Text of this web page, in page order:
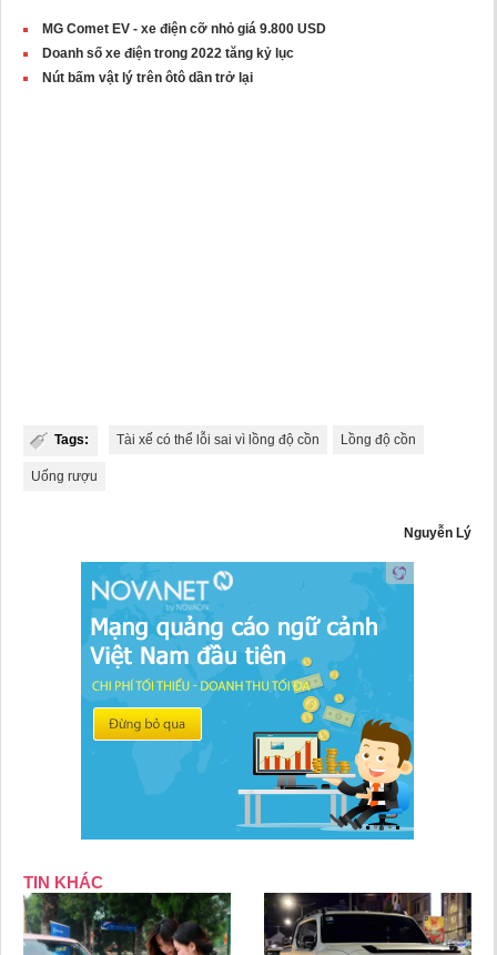
MG Comet EV - xe điện cỡ nhỏ giá 9.800 USD
Doanh số xe điện trong 2022 tăng kỷ lục
Nút bấm vật lý trên ôtô dần trở lại
Tags: Tài xế có thể lỗi sai vì lồng độ cồn Lồng độ cồn
Uống rượu
Nguyễn Lý
TIN KHÁC